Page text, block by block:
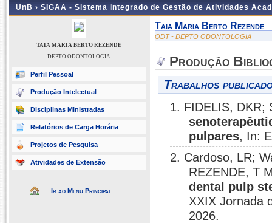
UnB › SIGAA - Sistema Integrado de Gestão de Atividades
TAIA MARIA BERTO REZENDE
DEPTO ODONTOLOGIA
Perfil Pessoal
Produção Intelectual
Disciplinas Ministradas
Relatórios de Carga Horária
Projetos de Pesquisa
Atividades de Extensão
Ir ao Menu Principal
Taia Maria Berto Rezende
ODT - DEPTO ODONTOLOGIA
Produção
Trabalhos
1. FIDELIS, DKR;
pulpares, In:
2. Cardoso, LR;
REZENDE, T
dental pulp
XXIX Jornada
2026.